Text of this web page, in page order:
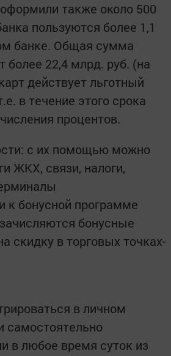
также около 500
пользуются более 1,1
банке. Общая сумма
более 22,4 млрд. руб. (на
действует льготный
в течение этого срока
процентов.
с их помощью можно
ЖКХ, связи, налоги,
к бонусной программе
бонусные
в торговых точках-
в личном
самостоятельно
в любое время суток из